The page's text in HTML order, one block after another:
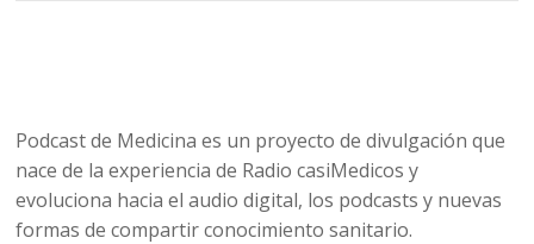
Podcast de Medicina es un proyecto de divulgación que
nace de la experiencia de Radio casiMedicos y
evoluciona hacia el audio digital, los podcasts y nuevas
formas de compartir conocimiento sanitario.